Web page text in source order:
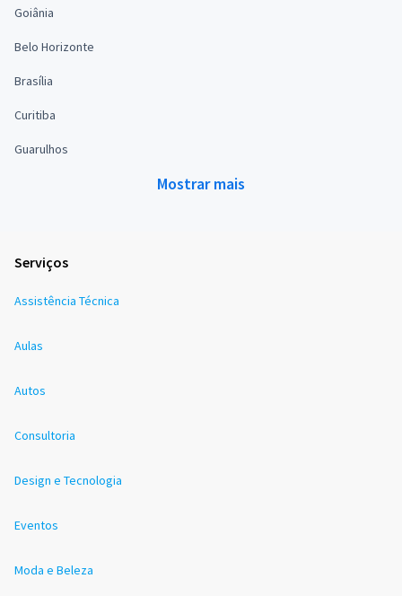
Goiânia
Belo Horizonte
Brasília
Curitiba
Guarulhos
Mostrar mais
Serviços
Assistência Técnica
Aulas
Autos
Consultoria
Design e Tecnologia
Eventos
Moda e Beleza